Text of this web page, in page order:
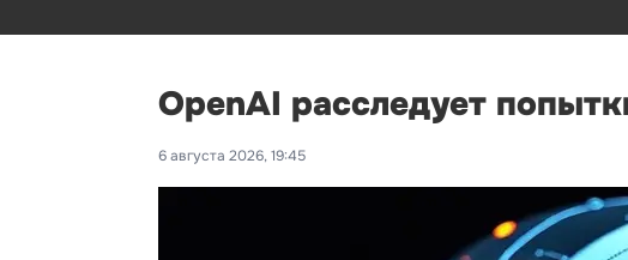
OpenAI расследует
6 августа 2026, 19:45